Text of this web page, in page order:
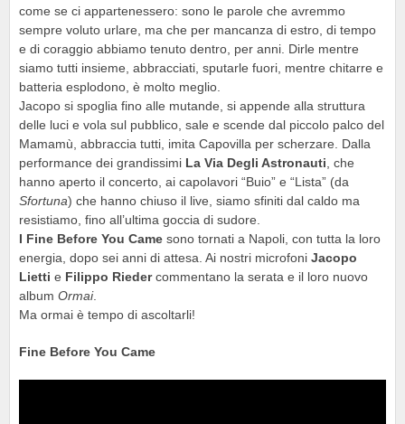
come se ci appartenessero: sono le parole che avremmo
sempre voluto urlare, ma che per mancanza di estro, di tempo
e di coraggio abbiamo tenuto dentro, per anni. Dirle mentre
siamo tutti insieme, abbracciati, sputarle fuori, mentre chitarre e
batteria esplodono, è molto meglio.
Jacopo si spoglia fino alle mutande, si appende alla struttura
delle luci e vola sul pubblico, sale e scende dal piccolo palco del
Mamamù, abbraccia tutti, imita Capovilla per scherzare. Dalla
performance dei grandissimi La Via Degli Astronauti , che
hanno aperto il concerto, ai capolavori “Buio” e “Lista” (da
Sfortuna) che hanno chiuso il live, siamo sfiniti dal caldo ma
resistiamo, fino all’ultima goccia di sudore.
I Fine Before You Came sono tornati a Napoli, con tutta la loro
energia, dopo sei anni di attesa. Ai nostri microfoni Jacopo
Lietti e Filippo Riedercommentano la serata e il loro nuovo
album Ormai.
Ma ormai è tempo di ascoltarli!
Fine Before You Came